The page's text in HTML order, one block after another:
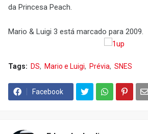
da Princesa Peach.
Mario & Luigi 3 está marcado para 2009.
Tags: DS Mario e Luigi Prévia SNES
Facebook